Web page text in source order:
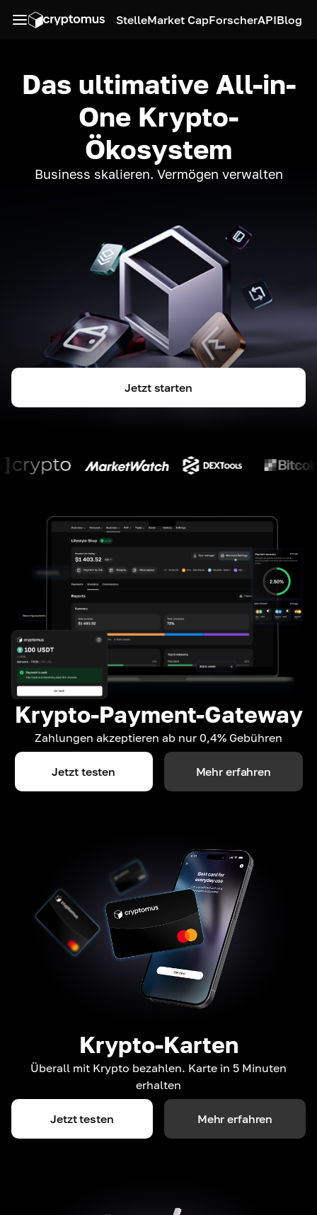
StelleMarket CapForscherAPIBlog
Das ultimative All-in-
One Krypto-
Ökosystem
Business skalieren. Vermögen verwalten
Jetzt starten
Krypto-Payment-Gateway
Zahlungen akzeptieren ab nur 0,4% Gebühren
Jetzt testen Mehr erfahren
Krypto-Karten
Überall mit Krypto bezahlen. Karte in 5 Minuten
erhalten
Jetzt testen Mehr erfahren